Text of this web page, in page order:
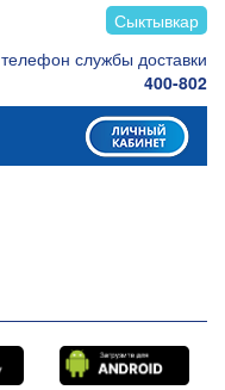
Сыктывкар
телефон службы доставки
400-802